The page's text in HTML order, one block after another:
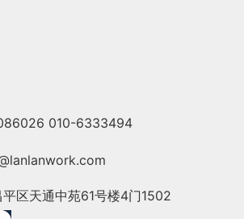
010-6333494
区天通中苑61号楼4门1502